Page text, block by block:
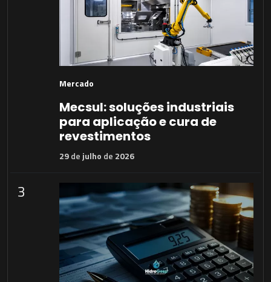
Mercado
Mecsul: soluções industriais
para aplicação e cura de
revestimentos
29dejulho de 2026
3